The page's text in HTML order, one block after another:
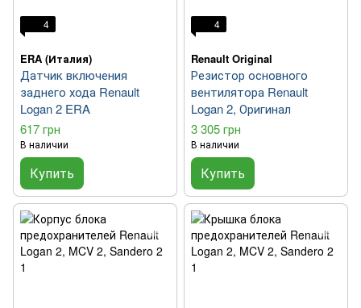
4
ERA (Италия)
Датчик включения
заднего хода Renault
Logan 2 ERA
617 грн
В наличии
Купить
4
Renault Original
Резистор основного
вентилятора Renault
Logan 2, Оригинал
3 305 грн
В наличии
Купить